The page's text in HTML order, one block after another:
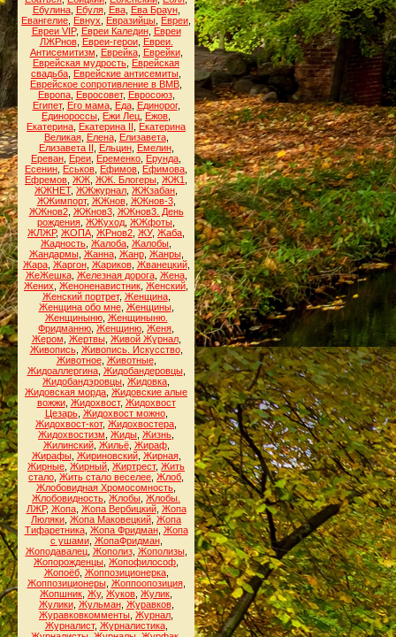
Ебулина, Ебуля, Ева, Ева Браун,
Евангелие Евнух Евразийцы Евреи
Евреи VIP, Евреи Каледин, Евреи
ЛЖРнов, Евреи-герои, Евреи.
Антисемитизм
Еврейка, Еврейки,
Еврейская мудрость Еврейская
свадьба Еврейские антисемиты
Еврейское сопротивление в ВМВ
Европа, Евросовет, Евросоюз,
Египет, Его мама, Еда, Единорог,
Единороссы Ежи Лец Ежов
Екатерина Екатерина II
Екатерина
Великая, Елена, Елизавета,
Елизавета II
Ельцин, Емелин,
Ереван Ереи Еременко Ерунда
Есенин Еськов Ефимов Ефимова
Ефремов ЖЖ ЖЖ. Блогеры ЖЖ1
ЖЖНЕТ, ЖЖжурнал ЖЖзабан
ЖЖимпорт, ЖЖнов, ЖЖнов-3,
ЖЖнов2, ЖЖнов3, ЖЖнов3. День
рождения ЖЖуход ЖЖфоты
ЖЛЖР, ЖОПА ЖРнов2 ЖУ, Жаба
Жадность Жалоба Жалобы
Жандармы, Жанна, Жанр, Жанры,
Жара, Жаргон, Жариков, Жванецкий,
ЖеЖешка, Железная дорога, Жена,
Жених Женоненавистник Женский
Женский портрет, Женщина,
Женщина обо мне, Женщины,
Женщиныню, Женщиныню.
Фридманню Женщиню Женя
Жером Жертвы, Живой Журнал,
Живопись, Живопись. Искусство,
Животное, Животные,
Жидоаллергина, Жидобандеровцы,
Жидобандэровцы Жидовка
Жидовская морда Жидовские алые
вожжи, Жидохвост, Жидохвост
Цезарь, Жидохвост можно,
Жидохвост-кот, Жидохвостера
Жидохвостизм Жиды Жизнь
Жилинский, Жильё, Жираф,
Жирафы, Жириновский, Жирная,
Жирные Жирный Жиртрест, Жить
стало Жить стало веселее Жлоб
Жлобовидная Хромосомность
Жлобовидность Жлобы Жлобы.
ЛЖР, Жопа, Жопа Вербицкий, Жопа
Люляки Жопа Маковецкий Жопа
Тифаретника, Жопа Фридман, Жопа
с ушами, ЖопаФридман,
Жоподавалец, Жополиз, Жополизы,
Жопорожденцы Жопофилософ
Жопоёб, Жоппозиционерка,
Жоппозиционеры, Жоппоопозиция,
Жопшник Жу, Жуков Жулик
Жулики, Жульман, Журавков,
Журавковкомменты Журнал
Журналист, Журналистика,